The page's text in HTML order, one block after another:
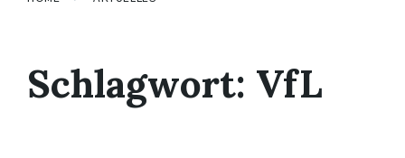
Schlagwort: VfL